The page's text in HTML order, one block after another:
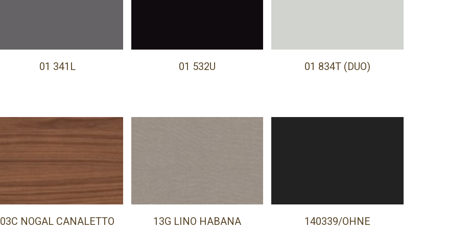
01 341L 01 532U 01 834T (DUO)
03C NOGAL CANALETTO 13G LINO HABANA 140339/OHNE